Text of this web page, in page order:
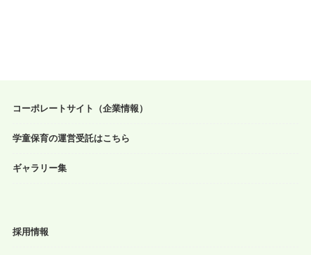
コーポレートサイト（企業情報）
学童保育の運営受託はこちら
ギャラリー集
採用情報